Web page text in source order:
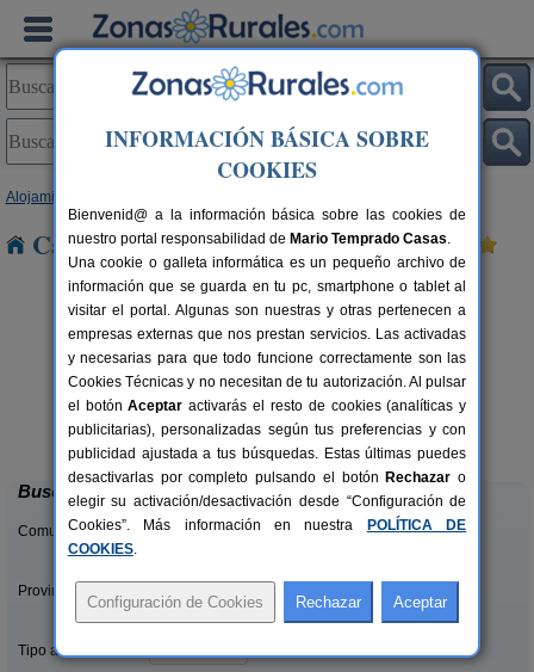
Alojamientos
Casas Rurales cerca de Pradilla
8+1 pers.
desde27 €
Complejo Rural Aguas Frías
La Omañuela (León)
Buscar
Comunidades:
Provincias/Islas:
Tipo alquiler:
INFORMACIÓN BÁSICA SOBRE
COOKIES
Bienvenid@ a la información básica sobre las cookies de
nuestro portal responsabilidad de Mario Temprado Casas.
Una cookie o galleta informática es un pequeño archivo de
información que se guarda en tu pc, smartphone o tablet al
visitar el portal. Algunas son nuestras y otras pertenecen a
empresas externas que nos prestan servicios. Las activadas
y necesarias para que todo funcione correctamente son las
Cookies Técnicas y no necesitan de tu autorización. Al pulsar
el botónAceptar activarás el resto de cookies (analíticas y
publicitarias), personalizadas según tus preferencias y con
publicidad ajustada a tus búsquedas. Estas últimas puedes
desactivarlas por completo pulsando el botón Rechazar o
elegir su activación/desactivación desde “Configuración de
Cookies”. Más información en nuestra
POLÍTICA DE
COOKIES.